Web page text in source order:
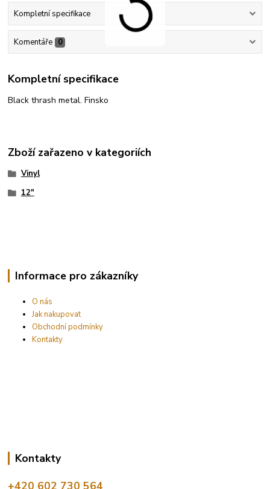
Kompletní specifikace
Komentáře 0
Kompletní specifikace
Black thrash metal. Finsko
Zboží zařazeno v kategoriích
Vinyl
12"
Informace pro zákazníky
O nás
Jak nakupovat
Obchodní podmínky
Kontakty
Kontakty
+420 602 730 564